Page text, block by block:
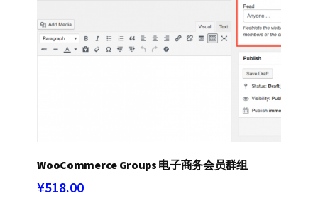
WooCommerce Groups 电子商务会员群组
¥518.00